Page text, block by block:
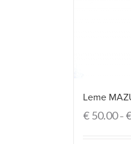
Leme
€50.00–